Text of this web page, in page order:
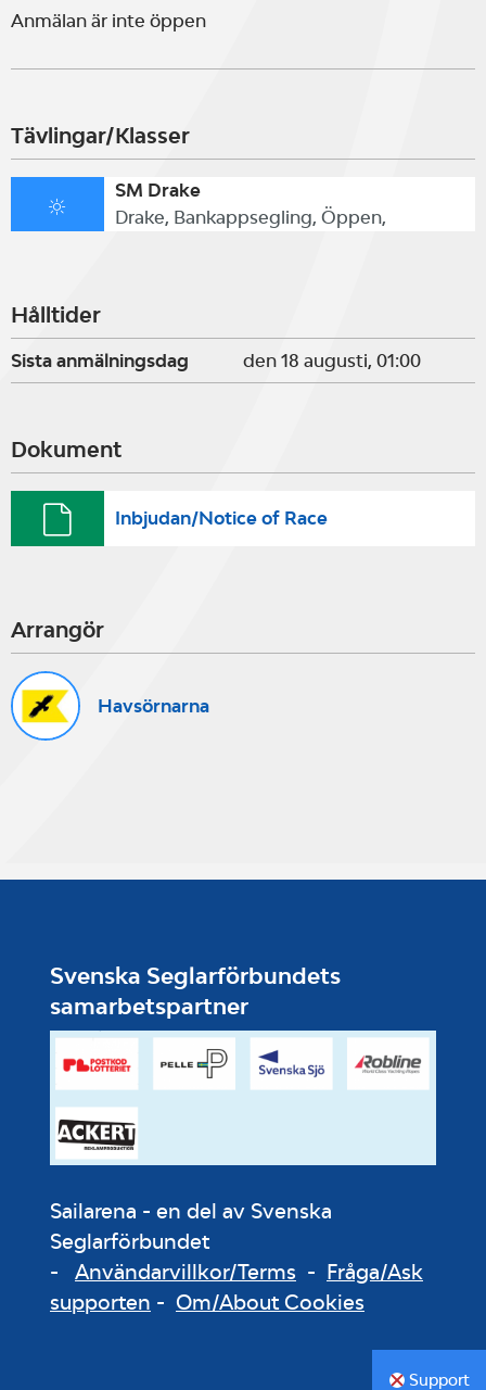
Anmälan är inte öppen
Tävlingar/Klasser
SM Drake
Drake, Bankappsegling, Öppen,
Hålltider
Sista anmälningsdag den 18 augusti, 01:00
Dokument
Inbjudan/Notice of Race
Arrangör
Havsörnarna
Svenska Seglarförbundets
samarbetspartner
Sailarena - en del av Svenska
Seglarförbundet
- Användarvillkor/Terms - Fråga/Ask
supporten - Om/About Cookies
Support